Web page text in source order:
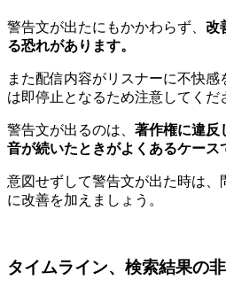
警告文が出たにもかかわらず、 改
る恐れがあります。
また配信内容がリスナーに不快
は即停止となるため注意してくだ
警告文が出るのは、 著作権に違反
音が続いたときがよくあるケース
意図せずして警告文が出た時は、
に改善を加えましょう。
タイムライン、検索結果の